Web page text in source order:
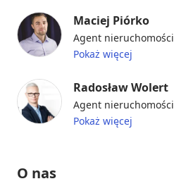
Maciej Piórko
Agent nieruchomości
Pokaż więcej
Radosław Wolert
Agent nieruchomości
Pokaż więcej
O nas